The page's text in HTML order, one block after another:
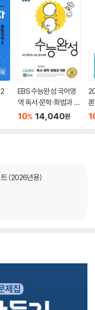
EBS 수능완성 국어영
역 독서·문학·화법과 작
문 (2026년)
10% 14,040원
(
트 (2026년용)